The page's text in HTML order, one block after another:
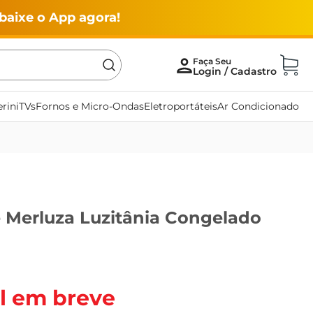
o App agora!
TVsFornos e Micro-OndasEletroportáteisAr Condicionado
Merluza Luzitânia Congelado
em breve